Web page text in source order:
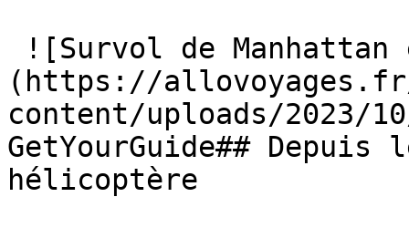
(https://
content/uploads/2023/
GetYourGuide##
hélicoptère